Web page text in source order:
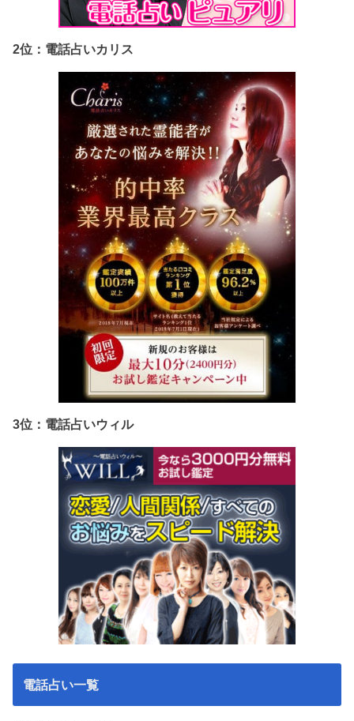
2位：電話占いカリス
3位：電話占いウィル
電話占い一覧